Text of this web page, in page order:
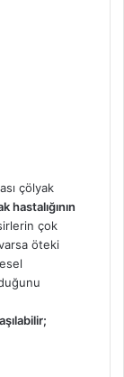
çölyak
hastalığının
çok
öteki